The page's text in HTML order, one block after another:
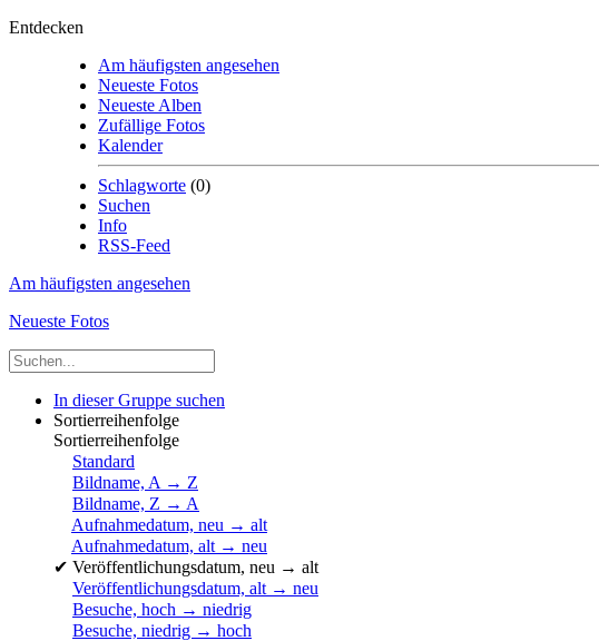
Entdecken
Am häufigsten angesehen
Neueste Fotos
Neueste Alben
Zufällige Fotos
Kalender
Schlagworte (0)
Suchen
Info
RSS-Feed
Am häufigsten angesehen
Neueste Fotos
In dieser Gruppe suchen
Sortierreihenfolge
Sortierreihenfolge
Standard
Bildname, A → Z
Bildname, Z → A
Aufnahmedatum, neu → alt
Aufnahmedatum, alt → neu
✔ Veröffentlichungsdatum, neu → alt
Veröffentlichungsdatum, alt → neu
Besuche, hoch → niedrig
Besuche, niedrig → hoch